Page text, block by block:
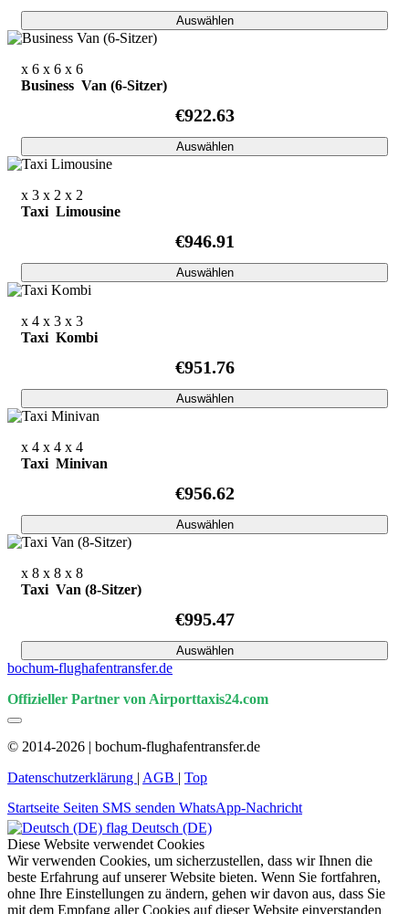
Auswählen
x 6 x 6 x 6
Business Van (6-Sitzer)
€922.63
Auswählen
x 3 x 2 x 2
Taxi Limousine
€946.91
Auswählen
x 4 x 3 x 3
Taxi Kombi
€951.76
Auswählen
x 4 x 4 x 4
Taxi Minivan
€956.62
Auswählen
x 8 x 8 x 8
Taxi Van (8-Sitzer)
€995.47
Auswählen
bochum-flughafentransfer.de
Offizieller Partner von Airporttaxis24.com
© 2014-2026 | bochum-flughafentransfer.de
Datenschutzerklärung | AGB | Top
Startseite Seiten SMS senden WhatsApp-Nachricht
Deutsch (DE)
Diese Website verwendet Cookies
Wir verwenden Cookies, um sicherzustellen, dass wir Ihnen die
beste Erfahrung auf unserer Website bieten. Wenn Sie fortfahren,
ohne Ihre Einstellungen zu ändern, gehen wir davon aus, dass Sie
mit dem Empfang aller Cookies auf dieser Website einverstanden